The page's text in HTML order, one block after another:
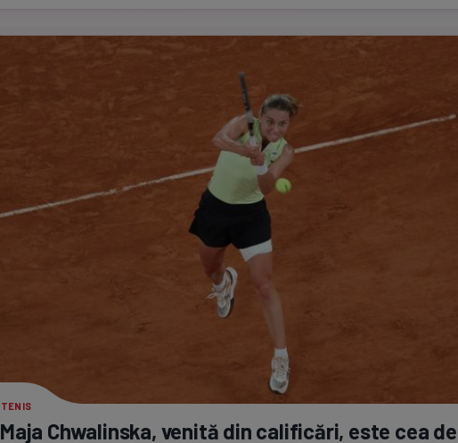
TENIS
Maja Chwalinska, venită din calificări, este cea